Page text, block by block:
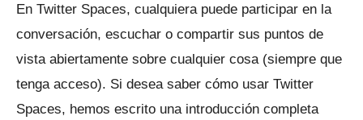
En Twitter Spaces, cualquiera puede participar en la
conversación, escuchar o compartir sus puntos de
vista abiertamente sobre cualquier cosa (siempre que
tenga acceso). Si desea saber cómo usar Twitter
Spaces, hemos escrito una introducción completa